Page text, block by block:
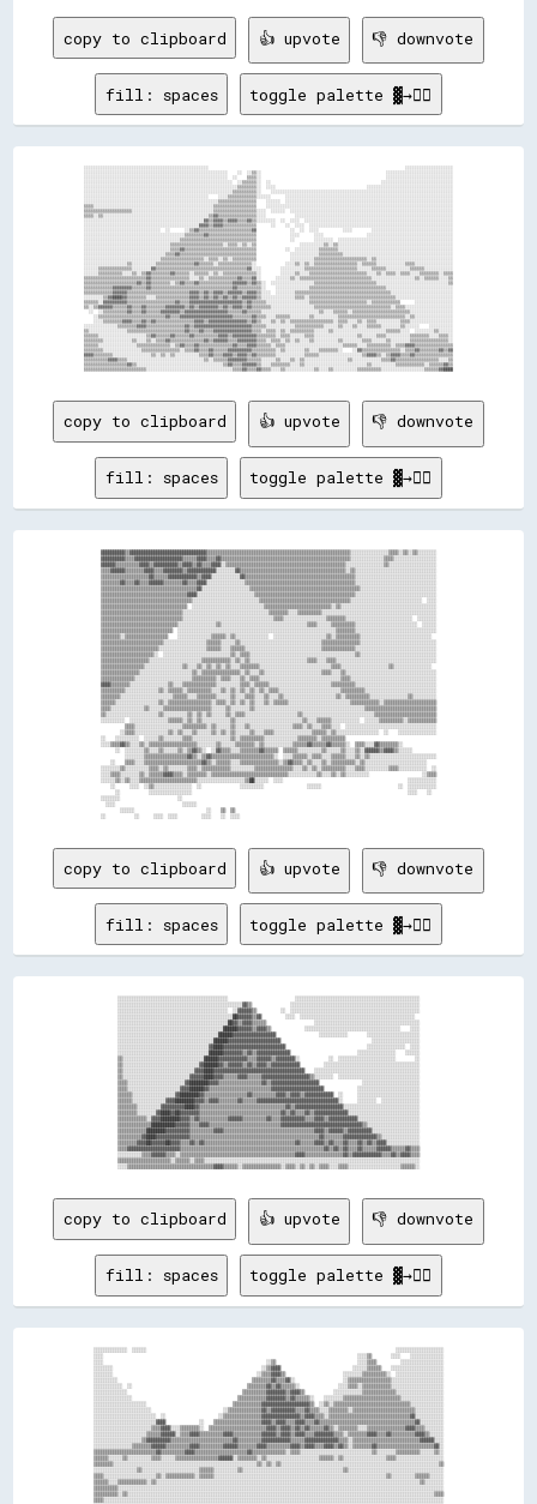
copy to clipboard 👍 upvote 👎 downvote
fill: spaces toggle palette ▓→✊🏽
▒▒▒▒░░▒▒░░░░░░░░░░░░░░░░░░░░░░░░░░░░░░░░░░░░░░░░░░░░▒▒▓▓▒▒▒▒▒▒▒▒▒▒▒▒▒▒▒▒░░░░            ░░░░░░░░░░░░░░░░░░░░░░░░░░░░░░░░░░░░░░░░░░░░░░░░░░░░░░░░░░░░░░░░░░
░░░░░░░░░░░░░░░░░░░░░░░░░░░░░░░░░░░░░░░░░░░░░░░░░░▓▓▒▒▓▓▓▓▒▒▓▓▓▓▒▒▒▒▓▓▒▒░░░░░░░░  ░░  ░░░░  ░░░░░░░░░░░░░░░░░░░░░░░░░░░░░░░░░░░░░░░░░░░░░░░░░░░░░░░░░░░░░░
░░░░░░░░░░░░░░░░░░░░░░░░░░░░░░░░░░░░░░░░░░░░░░░░▓▓▓▓▒▒▓▓▓▓▒▒▒▒▒▒▒▒▒▒▒▒▒▒      ░░    ░░  ░░░░  ░░░░░░░░░░░░░░░░░░░░░░░░░░░░░░░░░░░░░░░░░░░░░░░░░░░░░░░░░░░░
░░░░░░░░░░░░░░░░░░░░░░░░░░░░░░░░  ░░      ░░▒▒▓▓▒▒▒▒▒▒▒▒▒▒▒▒▒▒▒▒▒▒▒▒▒▒▓▓              ░░  ░░  ░░░░          ░░░░        ░░░░░░░░░░░░░░░░░░░░░░░░░░░░░░░░░░
░░░░░░░░░░░░░░░░░░░░░░░░░░░░░░░░░░░░░░░░░░▒▒▒▒▒▒▒▒▓▓▒▒▒▒▒▒▒▒▒▒▒▒▒▒▒▒▒▒▒▒              ░░░░      ░░░░                  ░░░░░░░░░░░░░░░░░░░░░░░░░░░░░░░░░░░░
░░░░░░░░░░░░░░░░░░░░░░░░░░░░░░░░░░░░▒▒▒▒▓▓▒▒▒▒▒▒▒▒▒▒▒▒▒▒▒▒▒▒▒▒▒▒▒▒▒▒▒▒▒▒            ░░  ░░░░░░░░░░▒▒▒▒▒▒▒▒░░░░░░░░░░░░░░░░░░░░░░░░░░░░░░░░░░░░░░░░░░░░░░░░
░░░░░░░░░░░░░░░░░░░░░░░░░░░░░░░░░░▒▒▒▒▓▓▒▒▒▒▒▒▒▒▒▒▒▒▒▒▒▒▒▒▒▒▒▒▒▒▒▒▒▒▒▒▒▒              ░░░░░░░░░░░░▒▒▒▒▒▒▒▒▒▒░░░░░░░░░░░░░░░░░░░░░░░░░░░░░░░░░░░░░░░░░░░░░░
░░░░░░░░░░░░░░░░░░▒▒░░░░░░░░░░▒▒▒▒▒▒▒▒▒▒▒▒▒▒▒▒▓▓▒▒▒▒▒▒░░▒▒▒▒▒▒▒▒▒▒▒▒▒▒░░            ░░░░▒▒░░▒▒░░▒▒▒▒▒▒▒▒▒▒▒▒▒▒▒▒▒▒░░▒▒▒▒▒▒░░░░░░░░░░░░▒▒▒▒░░░░░░░░░░░░░░░░
░░░░░░▒▒▒▒▒▒▒▒▒▒▒▒▒▒░░░░░░░░▓▓▒▒▒▒▒▒▒▒▒▒▒▒▒▒▒▒▒▒▒▒▒▒▒▒▒▒▒▒▒▒▒▒▒▒▒▒▒▒▓▓░░░░        ░░░░░░░░░░▒▒▒▒▒▒▒▒▒▒▒▒▒▒▒▒▒▒▒▒▒▒░░░░░░▒▒▒▒▒▒░░░░░░░░░░▒▒▒▒▒▒░░░░░░░░░░░░
░░░░░░▒▒▒▒▒▒▒▒▒▒░░░░▒▒░░▒▒▓▓▒▒▒▒▒▒▒▒▓▓▒▒▒▒▒▒░░▒▒▒▒▒▒░░▒▒░░▒▒▒▒▒▒▒▒▒▒▒▒▒▒░░        ░░░░░░▒▒░░░░▒▒▒▒▒▒▒▒▒▒▒▒▒▒▒▒▒▒▒▒▒▒▒▒░░░░▒▒░░▒▒▒▒░░▒▒▒▒░░░░▒▒▒▒▒▒▒▒░░▒▒▒▒
▒▒▒▒▒▒▒▒▒▒▒▒▒▒▒▒▒▒▒▒▒▒▒▒▒▒▓▓▒▒▒▒▒▒▒▒▒▒▒▒▒▒▒▒░░░░▒▒░░▒▒▒▒▒▒▒▒▒▒▒▒▓▓▒▒▒▒▓▓░░      ░░░░░░▒▒░░▒▒▒▒▒▒▒▒▒▒▒▒▒▒▒▒▒▒▒▒▒▒▒▒▒▒▒▒▒▒░░░░░░░░░░░░░░░░░░▒▒░░▒▒▒▒▒▒░░░░▒▒
▒▒▒▒▒▒▒▒▒▒▒▒▒▒▒▒▒▒▒▒▒▒▓▓▒▒▓▓▒▒▒▒▒▒▒▒░░▒▒▓▓▒▒▒▒▓▓▒▒▒▒▒▒▒▒▒▒▒▒▒▒▓▓▓▓▓▓▒▒▓▓▒▒░░  ░░░░░░░░░░░░░░░░░░▒▒▒▒▒▒▒▒▒▒▒▒▒▒▒▒▒▒▒▒▒▒▒▒▒▒░░░░░░░░░░░░░░░░░░░░░░░░░░░░░░▒▒
▒▒▒▒▒▒▒▒▒▒▒▒▓▓▓▓▓▓▓▓▒▒▒▒▒▒▓▓▒▒▒▒▒▒▒▒▒▒▒▒▒▒▒▒▒▒▒▒▒▒▒▒▒▒▒▒▒▒▒▒▒▒▓▓▒▒▒▒▒▒▒▒▒▒░░    ░░░░░░░░░░░░░░▒▒▒▒▒▒▒▒▒▒▒▒▒▒▒▒▒▒▒▒▒▒▒▒▒▒▒▒▒▒▒▒░░░░░░░░░░░░░░░░░░░░░░░░░░░░
▒▒▒▒▒▒▒▒▒▒▒▒▓▓▓▓▓▓▒▒▒▒▒▒▒▒▒▒▒▒▒▒▒▒▒▒▒▒▒▒▒▒▒▒▓▓▓▓▒▒▓▓▒▒▓▓▓▓▒▒▓▓▓▓▓▓▒▒▓▓▓▓▒▒░░░░  ░░░░░░░░▒▒▒▒▒▒▒▒▒▒▒▒▒▒▒▒▒▒▒▒▒▒▒▒▒▒▒▒▒▒▒▒▒▒▒▒▒▒▒▒░░░░░░░░░░░░░░░░░░░░░░░░░░
░░░░░░░░▒▒▓▓████▓▓▒▒▒▒▒▒▒▒░░░░▒▒▒▒▒▒▒▒▒▒▒▒▒▒▓▓▓▓▒▒▓▓▒▒▓▓▒▒▓▓▒▒▓▓▒▒▓▓▓▓▓▓▒▒░░░░░░░░░░░░░░▒▒▒▒░░▒▒▒▒▒▒▒▒▒▒▒▒▒▒▒▒▒▒▒▒▒▒▒▒▒▒▒▒▒▒▒▒▒▒▒▒░░░░░░░░░░░░░░░░░░░░░░░░
▒▒▒▒▒▒░░▓▓▓▓▓▓▓▓▓▓▒▒▒▒▒▒▒▒▒▒▒▒▒▒▒▒▒▒▒▒▓▓▒▒▒▒▓▓▓▓▓▓▓▓▓▓▓▓▓▓▓▓▓▓▓▓▓▓▒▒▓▓▒▒▒▒▒▒░░░░░░░░░░░░░░░░░░▒▒▒▒▒▒▒▒▒▒▒▒▒▒▒▒▒▒▒▒▒▒▒▒░░▒▒▒▒▒▒▒▒▒▒▒▒      ░░░░░░░░░░░░░░░░
▒▒░░▒▒▓▓▓▓▓▓▒▒▒▒▒▒▓▓▒▒▒▒▓▓▒▒▒▒▒▒▒▒▓▓▓▓▓▓▓▓▒▒▓▓▒▒▓▓▓▓▓▓▓▓▒▒▓▓▒▒▓▓▓▓▒▒▓▓▒▒▒▒▒▒▒▒░░░░░░░░░░░░░░░░░░▒▒▒▒▒▒▒▒▒▒▒▒▒▒▒▒▒▒▒▒▒▒▒▒▒▒▒▒▒▒▒▒░░▒▒▒▒░░░░░░░░░░░░░░░░░░░░
  ░░  ░░▒▒▒▒▒▒▒▒▒▒▓▓▒▒▒▒▓▓▒▒▒▒▒▒▓▓▓▓▓▓▓▓▒▒▓▓▓▓▓▓▓▓▓▓▓▓▓▓▓▓▓▓▒▒▒▒▒▒▓▓▒▒▒▒▒▒░░░░░░░░░░░░░░░░░░░░░░░░▒▒░░░░▒▒▒▒▒▒░░▒▒▒▒▒▒▒▒▒▒▒▒▒▒▒▒▒▒▒▒▒▒▒▒░░░░░░░░░░░░░░░░░░
    ░░▒▒▒▒▒▒▒▒▒▒▒▒▒▒▒▒▒▒▒▒▒▒▒▒▒▒▒▒▓▓▒▒▒▒▓▓▓▓▓▓▓▓▓▓▓▓▓▓▓▓▓▓▓▓▓▓▒▒▒▒▒▒▒▒▓▓▒▒▒▒░░░░▒▒▒▒▒▒░░░░░░░░▒▒░░░░░░░░░░▒▒▒▒▒▒▒▒▒▒▒▒▒▒▒▒▒▒▒▒▒▒▒▒▒▒▒▒░░▒▒░░░░░░░░░░░░░░░░
    ░░░░▒▒▒▒▒▒▒▒▓▓▓▓▒▒▒▒▓▓▒▒▓▓▒▒▒▒▒▒▒▒▒▒▒▒▒▒▒▒▓▓▓▓▒▒▓▓▓▓▓▓▓▓▓▓▓▓▓▓▓▓▒▒▓▓▒▒░░░░▒▒░░▒▒░░▒▒▒▒▒▒▒▒▒▒▒▒▒▒▒▒▒▒░░▒▒▒▒░░░░▒▒░░▒▒▒▒░░░░░░░░░░▒▒▒▒░░░░░░░░░░░░░░░░░░
░░░░░░░░░░░░░░▒▒▒▒▒▒▒▒▓▓▓▓▒▒▒▒▒▒▒▒▒▒▒▒▒▒▒▒▓▓▒▒▓▓▓▓▓▓▓▓▓▓▓▓▓▓▓▓▓▓▓▓▓▓▓▓▒▒▒▒▒▒░░░░░░░░░░░░▒▒▒▒▒▒▒▒▒▒▒▒░░░░░░▒▒░░░░▒▒░░░░▒▒▒▒▒▒░░░░░░░░▒▒░░░░░░    ░░░░░░░░░░
▒▒░░░░░░░░░░░░░░░░▒▒▒▒▒▒▒▒▒▒▒▒▒▒▒▒▒▒▒▒▒▒▒▒▓▓▒▒▒▒▓▓▒▒▒▒▓▓▓▓▓▓▓▓▓▓▓▓▓▓▓▓▒▒▒▒░░▒▒▒▒░░▒▒░░▒▒▒▒▒▒▒▒▒▒░░░░░░▒▒░░░░░░░░░░░░░░░░░░░░░░▒▒▒▒▒▒░░░░  ░░░░░░░░▒▒░░░░░░
▒▒▒▒▒▒░░░░░░░░░░░░░░░░░░░░▒▒▓▓▒▒▒▒▒▒▓▓▒▒▒▒▒▒▓▓▒▒▒▒▒▒▒▒▒▒▓▓▓▓▒▒▓▓▓▓▓▓▓▓▓▓▒▒▒▒▒▒▒▒░░▒▒▒▒░░░░░░▒▒▒▒░░░░░░░░░░░░░░░░░░▒▒░░░░░░▒▒▒▒░░░░░░░░░░▒▒▒▒▒▒▒▒░░░░▒▒▒▒░░
▒▒▒▒▒▒▒▒░░░░░░░░░░░░▒▒░░░░▒▒░░▒▒▒▒▓▓▒▒▒▒▒▒▒▒▒▒▒▒▒▒▓▓▒▒▓▓▓▓▓▓▒▒▒▒▓▓▓▓▓▓▓▓▒▒▒▒░░▒▒▒▒░░▒▒░░▒▒░░░░▒▒░░░░░░░░░░▒▒░░░░░░░░▒▒▒▒░░░░░░▒▒░░░░░░░░▒▒▒▒▒▒▒▒▒▒▒▒▒▒▒▒░░
▒▒▒▒▒▒░░░░░░░░░░░░░░░░▒▒▒▒▒▒▒▒▒▒▒▒▒▒░░▒▒▓▓▒▒▒▒▓▓▒▒▒▒▒▒▒▒▒▒▒▒▒▒▓▓▒▒▒▒▓▓▓▓▒▒▒▒▒▒░░▒▒▒▒░░░░░░░░░░░░░░░░░░░░░░░░▒▒▒▒▒▒░░░░▒▒▒▒▒▒▒▒▒▒░░▒▒▒▒▓▓▓▓▒▒▒▒▒▒▒▒▒▒▒▒▒▒▒▒
▒▒▒▒▒▒▒▒░░░░░░░░░░░░░░░░▒▒▒▒▒▒▒▒▒▒▒▒▒▒▒▒░░▒▒▒▒▓▓▒▒▒▒▓▓▒▒▒▒▒▒▓▓▓▓▓▓▓▓▓▓▒▒▒▒▒▒▒▒▒▒░░▒▒░░░░░░░░▒▒░░░░▒▒▒▒▒▒▒▒░░    ░░▓▓▒▒▒▒▒▒▒▒▒▒▒▒▒▒▒▒░░▒▒▒▒▓▓▒▒▒▒▒▒▒▒▓▓▒▒▓▓
▓▓▓▓▒▒▒▒▒▒▒▒░░░░░░░░░░░░░░░░▒▒░░▒▒░░▒▒░░░░░░░░░░▒▒▒▒▓▓▒▒▒▒▓▓▓▓▒▒▓▓▓▓▒▒▓▓▒▒▒▒▒▒▒▒░░░░░░░░░░░░▒▒▒▒▒▒░░░░░░░░░░░░░░░░░░▒▒▓▓▓▓▒▒░░▒▒▓▓▓▓▒▒▒▒▓▓▒▒▒▒▒▒▒▒▒▒▒▒▒▒▒▒
▒▒▒▒▒▒▒▒▒▒▓▓▓▓▒▒▒▒░░░░░░░░░░░░░░░░░░░░░░░░░░░░░░░░▒▒░░▒▒▒▒▒▒▓▓▓▓▓▓▓▓▒▒▒▒▒▒░░░░░░▒▒░░░░▒▒░░▒▒░░░░░░░░░░░░░░░░░░▒▒░░░░░░░░░░░░▒▒▒▒▓▓▒▒▒▒▒▒▒▒▒▒▒▒▒▒▒▒▒▒░░░░▒▒
▒▒▒▒▒▒▒▒▒▒▒▒▒▒▒▒▒▒▓▓▒▒░░░░░░░░░░░░░░░░░░░░░░░░░░░░░░░░░░░░▒▒▓▓▒▒▒▒▓▓▓▓▓▓▒▒░░░░▒▒▒▒▒▒▒▒░░░░▒▒░░░░░░░░░░░░░░░░░░░░░░░░░░▒▒░░░░░░░░░░▒▒▒▒▒▒▒▒▒▒▒▒░░▒▒▒▒▒▒▓▓▒▒
copy to clipboard 👍 upvote 👎 downvote
fill: spaces toggle palette ▓→✊🏽
▓▓▓▓▓▓▓▓▓▓▒▒▓▓▓▓▓▓▓▓▓▓▓▓▓▓▓▓▓▓▓▓▓▓▓▓▓▓▓▓▓▓▓▓▒▒▒▒▒▒▒▒▒▒▒▒▒▒▒▒▒▒▒▒▒▒▒▒▒▒▒▒▒▒▒▒▒▒▒▒▒▒▒▒▒▒▒▒▒▒▒▒▒▒▒▒▒▒▒▒▒▒▒▒░░░░░░░░░░░░░░░░▒▒▒▒░░▒▒░░▒▒░░░░░░░░
▓▓▓▓▓▓▓▓▓▓▒▒▒▒▓▓▓▓▓▓▓▓▓▓▓▓▓▓▓▓▓▓▓▓▒▒▒▒▒▒▓▓▓▓▒▒▒▒▓▓▒▒▒▒▒▒▒▒▒▒▒▒▒▒▒▒▒▒▒▒▒▒▒▒▒▒▒▒▒▒▒▒▒▒▒▒▒▒▒▒▒▒▒▒▒▒▒▒▒▒▒▒▒▒░░░░░░░░░░░░░░▒▒▒▒░░░░░░░░░░░░░░░░░░
▓▓▓▓▓▓▒▒▒▒▒▒▒▒▒▒▓▓▓▓▒▒▓▓▓▓▓▓▓▓▓▓▒▒▓▓▓▓▒▒▓▓▒▒▒▒▓▓▓▓░░▒▒▒▒▒▒▒▒▒▒▒▒▒▒▒▒▒▒▒▒▒▒▒▒▒▒▒▒▒▒▒▒▒▒▒▒▒▒▒▒▒▒▒▒▒▒▒▒▒▒░░░░░░░░░░░░░░░░▒▒░░░░░░░░░░░░░░░░░░░░
▒▒▒▒▓▓▓▓▓▓▒▒▒▒▒▒▒▒▓▓▓▓▒▒▒▒▓▓▓▓▓▓▓▓▒▒▓▓▓▓▓▓▓▓▓▓▓▓░░░░░░░░▓▓▒▒▒▒▒▒▒▒▒▒▒▒▒▒▒▒▒▒▒▒▒▒▒▒▒▒▒▒▒▒▒▒▒▒▒▒▒▒▒▒▒▒▒▒░░▒▒░░░░░░░░░░░░░░░░░░░░░░░░░░░░░░░░░░
▒▒▒▒▒▒▒▒▒▒▒▒▒▒▒▒▒▒▒▒▓▓▒▒▒▒▒▒▓▓▓▓▓▓▓▓▓▓▓▓▒▒▓▓▓▓░░░░░░░░░░░░▓▓▒▒▒▒▒▒▒▒▒▒▒▒▒▒▒▒▒▒▒▒▒▒▒▒▒▒▒▒▒▒▒▒▒▒▒▒▒▒▒▒▒▒▒▒▒▒░░░░░░░░░░░░░░░░░░░░░░░░░░░░░░░░░░
▒▒▒▒▒▒▒▒▓▓▒▒▒▒▓▓▒▒▒▒▓▓▓▓▓▓▒▒▒▒▒▒▒▒▓▓▒▒▒▒▓▓▓▓░░░░░░░░░░░░░░░░▒▒▒▒▒▒▒▒▒▒▒▒▒▒▒▒▒▒▒▒▒▒▒▒▒▒▒▒▒▒▒▒▒▒▒▒▒▒▒▒▒▒▒▒▒▒░░░░░░░░░░░░░░░░░░░░░░░░░░░░░░░░░░
▒▒▒▒▒▒▒▒▒▒▒▒▒▒▒▒▒▒▒▒▒▒▒▒▒▒▒▒▒▒▒▒▒▒▒▒▒▒▒▒▓▓░░░░░░░░░░░░░░░░░░░░▒▒▒▒▒▒▒▒▒▒▒▒▒▒▒▒▒▒▒▒▒▒▒▒▒▒▒▒▒▒▒▒▒▒▒▒▒▒▒▒▒▒▒▒▒▒░░░░░░░░░░░░░░░░░░░░░░░░░░░░░░░░
▒▒▒▒▒▒▒▒▒▒▒▒▒▒▒▒▒▒▒▒▒▒▒▒▒▒▒▒▒▒▒▒▒▒▒▒▓▓▓▓░░░░░░░░░░░░░░░░░░░░░░░░▒▒▒▒▒▒▒▒▒▒▒▒▒▒▒▒▒▒▒▒▒▒▒▒▒▒▒▒▒▒▒▒▒▒▒▒▒▒▒▒▒▒░░░░░░░░░░░░░░░░░░░░░░░░░░░░░░░░░░
▒▒▒▒▒▒▒▒▒▒▒▒▒▒▒▒▒▒▒▒▒▒▒▒▒▒▒▒▒▒▒▒▒▒▒▒▒▒░░░░░░░░░░░░░░░░░░░░░░░░░░░░▒▒▒▒▒▒▒▒▒▒▒▒▒▒▒▒▒▒▒▒▒▒▒▒▒▒▒▒▒▒▒▒▒▒▒▒▒▒░░░░░░░░░░░░░░░░░░░░░░░░░░░░░░  ░░░░
▒▒▒▒▒▒▒▒▒▒▒▒▒▒▒▒▒▒▒▒▒▒▒▒▒▒▒▒▒▒▒▒▒▒▒▒  ░░░░░░░░░░░░░░░░░░░░░░░░░░░░░░▒▒▒▒▒▒▒▒▒▒▒▒▒▒▒▒▒▒▒▒▒▒▒▒▒▒▒▒░░▒▒░░░░░░░░░░░░░░░░░░░░░░░░░░░░░░░░░░░░░░░░
▒▒▒▒▒▒▒▒▒▒▒▒▒▒▒▒▒▒▒▒▒▒▒▒▒▒▒▒▒▒▒▒▒▒░░░░░░░░░░░░░░░░░░░░░░░░░░░░░░░░░░░░▒▒▒▒▒▒▒▒░░░░▒▒▒▒▒▒▒▒▒▒░░░░░░░░░░░░░░░░░░░░░░░░░░░░░░░░░░░░░░░░░░░░░░░░
▒▒▒▒▒▒▒▒▒▒▒▒▒▒▒▒▒▒▒▒▒▒▒▒▒▒▒▒▒▒▒▒▒▒░░░░░░░░░░░░░░░░░░░░░░░░░░░░░░░░░░░░░░▒▒▒▒░░░░░░░░░░░░░░░░░░▒▒▒▒▒▒▒▒░░░░░░░░░░░░░░░░░░░░░░░░░░░░  ░░░░░░░░
▒▒▒▒▒▒▒▒▒▒▒▒▒▒▒▒▒▒▒▒▒▒▒▒▒▒▒▒▒▒▒▒░░░░░░░░░░░░░░░░▒▒░░░░░░░░░░░░░░░░░░░░░░░░░░░░░░░░░░░░▒▒▒▒░░░░░░▒▒▒▒▒▒▒▒▒▒░░░░░░░░░░░░░░░░░░░░░░░░░░  ░░░░░░
▒▒▒▒▒▒▒▒▒▒▒▒▒▒▒▒▒▒▒▒▒▒▒▒▒▒▒▒▒▒  ░░░░░░░░░░░░░░░░░░░░░░░░░░░░░░░░░░░░░░░░░░░░░░░░░░░░░░░░░░░░░░░░░░▒▒▒▒▒▒▒▒░░░░░░░░░░░░░░░░░░░░░░░░░░░░░░░░░░
▒▒▒▒▒▒▒▒░░▒▒▒▒▒▒▒▒▒▒▒▒▒▒▒▒▒▒    ░░░░░░░░░░░░░░▒▒▒▒▒▒░░▒▒░░░░░░░░░░░░░░  ░░░░░░░░░░░░░░░░░░░░░░▒▒░░▒▒▒▒▒▒▒▒▒▒░░░░░░░░░░░░░░░░░░░░░░░░░░░░░░
▒▒▒▒▒▒▒▒▒▒▒▒▒▒▒▒▒▒▒▒▒▒▒▒▒▒░░░░░░░░░░░░░░░░░░▒▒▒▒▒▒░░░░░░▒▒░░░░░░░░░░░░░░░░░░░░░░░░░░░░░░░░░░▒▒▒▒▒▒▒▒▒▒▒▒▒▒▒▒░░░░░░░░░░░░░░░░░░░░░░░░░░░░░░░░
▒▒▒▒▒▒▒▒▒▒▒▒▒▒▒▒▒▒▒▒▒▒▒▒░░░░░░░░░░░░░░░░░░░░▒▒▒▒▒▒░░░░▒▒▒▒▒▒░░░░░░░░░░░░░░░░░░░░░░░░░░░░░░░░▒▒▒▒▒▒▒▒▒▒▒▒▒▒░░░░░░░░░░░░░░░░░░░░░░░░░░░░░░░░░░
▒▒▒▒▒▒▒▒▒▒▒▒▒▒▒▒▒▒▒▒▒▒░░  ░░░░░░░░░░░░░░░░░░░░░░░░░░░░▒▒░░▒▒▒▒░░░░░░░░░░░░░░░░░░░░░░░░░░░░░░░░░░░░░░░░░░░░▒▒░░░░░░░░░░░░░░░░░░░░░░░░░░░░░░░░
▒▒▒▒▒▒▒▒▒▒▒▒▒▒▒▒▒▒▒▒░░░░░░░░░░░░░░░░░░░░░░▒▒▒▒▒▒▒▒▒▒▒▒░░▒▒░░▒▒░░░░░░░░░░░░░░░░░░░░░░░░▒▒▒▒░░░░▒▒▒▒░░░░░░░░░░░░░░░░░░░░░░░░░░░░░░░░░░░░░░░░░░
▒▒▒▒▒▒▒▒▒▒▒▒▒▒▒▒▒▒░░░░░░░░░░░░░░░░▒▒░░░░▒▒░░▒▒░░▒▒░░▒▒░░░░▒▒▒▒▒▒▒▒░░░░░░░░░░░░░░░░░░░░░░░░░░░░░░▒▒▒▒░░░░░░░░░░░░░░░░░░░░▒▒░░░░░░░░░░░░░░░░
▒▒▒▒▒▒▒▒▒▒▒▒▒▒▒▒░░░░░░░░░░░░░░░░░░░░░░▒▒░░▒▒▒▒▒▒▒▒▒▒▒▒▒▒▒▒░░▒▒░░░░▒▒░░░░░░░░░░░░░░░░░░░░░░░░▒▒▒▒░░░░▒▒░░░░░░░░░░░░░░░░░░░░░░░░░░░░░░░░░░░░░░
▒▒▒▒▒▒▒▒▒▒▒▒▒▒░░░░░░░░░░░░░░░░░░░░░░░░▒▒▒▒▒▒▒▒▒▒░░▒▒▒▒░░░░▒▒░░▒▒▒▒░░░░░░░░░░░░░░░░░░░░░░░░░░░░░░░░░░▒▒▒▒░░░░░░░░░░░░░░░░░░░░░░░░░░░░░░░░░░░░
▓▓▓▓▒▒▒▒▒▒▒▒░░░░░░░░░░░░░░░░▒▒░░░░▒▒▒▒▒▒▒▒▒▒▒▒▒▒░░░░░░░░░░▒▒▒▒░░▒▒▒▒▒▒░░░░░░░░░░░░░░░░░░░░░░░░░░▒▒▒▒▒▒▒▒▒▒░░░░░░░░░░░░░░░░░░░░░░░░░░░░░░░░░░
▒▒▒▒▒▒▒▒▒▒░░░░░░░░░░░░░░▒▒░░▒▒▒▒▒▒░░▒▒▒▒▒▒▒▒▒▒░░░░▒▒░░▒▒░░▒▒░░▒▒░░▒▒░░▒▒▒▒░░░░░░░░░░░░░░░░░░░░░░░░░░▒▒▒▒▒▒▒▒▒▒░░░░░░░░░░░░░░░░░░░░░░░░░░░░░░
▒▒▒▒▒▒▒▒░░░░░░░░░░░░░░░░░░░░░░▒▒▒▒▒▒░░░░▒▒▒▒▒▒▒▒░░░░░░▒▒░░░░▒▒▒▒░░░░▒▒░░░░▒▒░░░░░░░░░░░░░░░░░░░░░░▒▒░░▒▒▒▒▒▒▒▒▒▒░░░░░░░░░░░░░░░░▒▒░░░░░░░░░░
▒▒▒▒▒▒░░░░░░░░░░░░░░░░░░▒▒░░▒▒▒▒▒▒▒▒▒▒▒▒▒▒▒▒▒▒░░▒▒▒▒░░▒▒░░▒▒░░▒▒░░░░▒▒░░▒▒▒▒▒▒░░░░░░░░░░░░░░░░░░░░░░░░░░▒▒▒▒▒▒▒▒▒▒▒▒░░▒▒▒▒▒▒▒▒▒▒▒▒▒▒▒▒▒▒▒▒▒▒
▒▒▒▒░░░░░░░░░░░░░░▒▒░░░░░░▒▒▒▒▒▒▒▒▒▒▒▒▒▒▒▒▒▒▒▒░░░░░░▒▒░░░░░░░░▒▒░░░░░░░░░░░░░░░░░░░░░░░░░░░░░░░░░░░░░░░░░░░░░░▒▒▒▒▒▒▒▒▒▒▒▒▒▒▒▒▒▒▒▒▒▒▒▒▒▒▒▒▒▒
▒▒░░░░░░░░░░░░░░░░░░░░░░▒▒░░░░░░░░░░▒▒░░▒▒░░▒▒░░░░░░▒▒░░▒▒▒▒░░░░░░░░░░░░░░░░░░░░░░▒▒░░░░░░░░░░░░░░░░░░░░░░░░░░░░░░▒▒▒▒▒▒▒▒▒▒▒▒▒▒▒▒▒▒▒▒▒▒▒▒▒▒
░░░░░░░░░░  ░░░░░░░░░░░░░░░░▒▒▒▒▒▒░░▒▒░░▒▒░░░░░░░░░░░░▒▒░░░░░░░░░░░░░░░░░░░░░░░░░░░░▒▒░░░░▒▒▒▒▒▒░░░░░░░░░░░░  ░░░░░░▒▒▒▒▒▒▒▒▒▒░░▒▒▒▒▒▒▒▒▒▒▒▒
          ▒▒▒▒░░░░░░░░░░░░░░░░░░░░▒▒▒▒▒▒▒▒▒▒░░▒▒░░░░░░▒▒░░░░▒▒░░░░░░░░░░░░░░░░░░▒▒▒▒░░▒▒░░░░▒▒▒▒░░░░  ░░░░░░░░░░░░░░░░░░░░░░░░░░░░░░░░░░░░░░
        ░░▒▒▒▒░░░░░░░░░░░░░░▒▒░░▒▒░░░░▒▒░░░░░░▒▒░░▒▒░░▒▒░░░░░░▒▒░░░░▒▒▒▒░░░░░░░░░░░░░░░░▒▒▒▒▒▒░░▒▒░░░░░░░░░░░░░░░░░░  ░░    ░░░░░░░░░░░░░░░░
░░    ░░░░░░░░░░  ░░░░░░▒▒░░░░░░░░▒▒▒▒░░░░░░░░░░░░░░░░▒▒░░▒▒▒▒▒▒▒▒▒▒░░░░░░░░░░░░░░▒▒▒▒▒▒▒▒░░▒▒▒▒▒▒▒▒▒▒
░░░░▒▒▒▒▓▓▒▒░░░░▒▒░░▒▒▒▒▒▒▒▒▒▒▒▒▒▒▒▒▒▒▒▒░░░░░░░░▒▒░░░░░░▒▒▒▒▒▒▒▒░░▒▒░░░░░░░░░░░░▒▒▒▒▒▒▓▓▒▒▒▒▒▒▓▓▒▒▒▒▒▒░░  ▒▒▒▒░░░░▓▓▒▒▒▒▒▒▒▒░░
      ░░  ░░░░░░░░▒▒░░░░▒▒░░░░░░▒▒░░▒▒▓▓▒▒░░  ░░▓▓▒▒▒▒░░░░▒▒▒▒▒▒▒▒▓▓▒▒▒▒▒▒  ▒▒▒▒▒▒░░░░░░░░░░▒▒░░░░░░▒▒░░░░▒▒░░▓▓▓▓▓▓▒▒▓▓▓▓▒▒░░░░░░
          ░░░░░░░░▒▒▒▒▒▒▒▒▒▒▒▒▒▒▒▒▒▒▓▓▒▒░░▒▒▓▓▒▒▒▒▒▒▒▒▒▒▒▒▒▒▒▒▒▒▒▒▒▒▒▒▒▒░░  ░░░░▒▒▒▒▒▒░░▒▒▒▒░░░░▒▒▒▒▒▒░░░░▒▒░░▒▒░░░░░░░░░░░░░░░░░░░░░░░░░░░░
    ░░    ▒▒▒▒░░░░▒▒▒▒▒▒▒▒▒▒▒▒▒▒▒▒▒▒▒▒▒▒▒▒▓▓▒▒░░▒▒▒▒▒▒░░░░▒▒▒▒▒▒▒▒▒▒▒▒▒▒▒▒░░▒▒▓▓▒▒▒▒░░▒▒░░░░▒▒░░▒▒▒▒▒▒▒▒▒▒░░▒▒░░░░░░░░░░░░░░░░░░░░░░░░░░
░░░░░░░░▒▒░░░░░░░░░░▒▒▒▒░░▒▒░░░░░░░░▒▒▒▒░░▒▒▒▒▒▒▒▒▒▒▒▒░░░░░░░░░░▒▒▒▒▒▒▒▒▒▒▒▒▒▒▒▒░░░░▒▒░░▒▒░░▒▒▒▒▒▒▒▒▒▒░░░░▒▒▒▒░░░░░░░░░░▒▒▒▒░░░░░░░░░░░░  ░░
░░░░▒▒▒▒░░░░░░░░▒▒░░▒▒▒▒▒▒▓▓▓▓▒▒▒▒░░▒▒▒▒▒▒▒▒░░▒▒▒▒▒▒▒▒▒▒▒▒▒▒▒▒▒▒▒▒▒▒▒▒▒▒▒▒▒▒▒▒░░░░░░░░░░░░▒▒░░░░▒▒░░▒▒░░░░░░░░░░                      ░░▒▒▒▒
░░░░░░▒▒░░▒▒░░░░▒▒▒▒▒▒▒▒▒▒▒▒▒▒▒▒▒▒▒▒▒▒▒▒░░░░░░░░░░░░░░░░░░░░▒▒██░░░░░░  ░░░░                                                    ░░░░░░░░░░░░
    ░░      ░░░░  ░░▒▒░░░░░░░░░░░░░░░░  ░░                ░░░░░░░░░░                  ░░░░░░                                ░░  ░░░░░░░░░░░░
        ░░░░░░                              ░░    ▒▒  ▒▒
copy to clipboard 👍 upvote 👎 downvote
fill: spaces toggle palette ▓→✊🏽
░░░░░░░░░░░░░░░░░░░░░░░░░░░░░░░░░░░░░░░░░░░░░░░░░░░░▓▓▒▒                ░░░░░░░░░░░░░░░░░░░░░░░░░░░░░░░░░░░░░░░░░░░░░░░░░░░░░░
░░░░░░░░░░░░░░░░░░░░░░░░░░░░░░░░░░░░░░░░░░░░░░  ░░▓▓▓▓▓▓▒▒          ░░  ░░░░░░░░░░░░░░░░░░░░░░░░░░░░░░░░░░░░░░░░░░░░░░░░░░░░░░
░░░░░░░░░░░░░░░░░░░░░░░░░░░░░░░░░░░░░░░░░░░░░░░░██▓▓▓▓▓▓▒▒▓▓          ░░░░  ░░░░░░░░░░░░░░░░░░░░░░░░░░░░░░░░░░░░░░░░░░░░░░░░
░░░░░░░░░░░░░░░░░░░░░░░░░░░░░░░░░░░░░░░░░░░░░░██▓▓▒▒▓▓▓▓▒▒▒▒▒▒                    ░░░░░░░░░░░░░░░░░░░░░░░░░░░░░░░░░░░░░░░░░░░░
░░░░░░░░░░░░░░░░░░░░░░░░░░░░░░░░░░░░░░░░░░░░██████▓▓▓▓▓▓▒▒▓▓▓▓▒▒              ░░░░░░░░░░░░░░░░░░░░░░░░░░░░░░░░░░░░░░░░    ░░░░
░░░░░░░░░░░░░░░░░░░░░░░░░░░░░░░░░░░░░░░░░░██████▓▓▓▓▓▓▓▓▓▓▓▓▓▓▓▓▓▓                  ░░░░░░░░░░░░        ░░░░░░░░░░░░░░░░░░░░░░
░░░░░░░░░░░░░░░░░░░░░░░░░░░░░░░░░░░░░░░░██████▓▓▓▓▓▓▓▓▓▓▓▓▓▓▓▓▓▓▓▓▓▓                                      ░░░░░░░░░░░░░░░░░░░░
░░░░░░░░░░░░░░░░░░░░░░░░░░░░░░░░░░░░░░▓▓████▓▓▓▓▓▓▓▓▓▓▓▓▓▓▓▓▓▓▓▓▓▓▓▓▓▓                                  ░░░░░░░░░░░░░░░░  ░░░░
░░░░░░░░░░░░░░░░░░░░░░░░░░░░░░░░░░░░░░██████▓▓▓▓▓▓▓▓▒▒▓▓▒▒▓▓▓▓▓▓▓▓▓▓▓▓▓▓                            ░░░░░░░░░░░░░░░░    ░░░░░░
▒▒░░░░░░░░░░░░░░░░░░░░░░░░░░░░░░░░░░██████▓▓▓▓▓▓▓▓▓▓▓▓▒▒▒▒▓▓▓▓▓▓▒▒▓▓▓▓▓▓▓▓░░            ░░  ░░░░░░░░░░░░░░░░░░░░░░░░        ░░
▒▒░░░░░░░░░░░░░░░░░░░░░░░░░░░░░░░░▓▓██████▓▓▒▒▓▓▓▓▓▓▒▒▓▓▒▒▓▓▓▓▒▒▓▓▓▓▓▓▓▓▓▓▓▓          ░░░░░░░░░░░░░░░░░░░░░░░░░░░░░░░░░░░░░░░░
▒▒░░░░░░░░░░░░░░░░░░░░░░░░░░░░░░▓▓▓▓████▓▓▓▓▓▓▓▓▓▓▓▓▓▓▓▓▓▓▓▓▓▓▓▓▓▓▓▓▓▓▓▓▓▓▓▓▓▓    ░░░░░░░░░░░░░░░░░░░░░░░░░░░░░░░░░░░░░░░░░░░░
▒▒░░░░░░░░░░░░░░░░░░░░░░░░░░░░▓▓▓▓▓▓████▓▓▓▓▒▒▒▒▒▒▓▓▓▓▒▒▒▒▒▒▓▓▓▓▓▓▓▓▓▓▓▓▓▓▓▓▓▓▓▓▒▒░░░░░░░░  ░░░░░░░░░░░░░░░░░░░░░░░░░░░░░░░░░░
▒▒▒▒░░░░░░░░░░░░░░░░░░░░░░░░▓▓████████▓▓▓▓▒▒▒▒▒▒▒▒▒▒▒▒▒▒▒▒▒▒▓▓▒▒▓▓▓▓▓▓▓▓▓▓▓▓▓▓▓▓▓▓▓▓                  ░░░░░░░░░░░░░░░░░░░░░░░░
▒▒▒▒░░░░░░░░░░░░░░░░░░░░░░▓▓▓▓██████▓▓▒▒▒▒▒▒▒▒▒▒▒▒▒▒▒▒▒▒▒▒▒▒▒▒▒▒▓▓▓▓▓▓▓▓▓▓▓▓▓▓▓▓▓▓▓▓▓▓              ░░░░░░░░░░░░░░░░░░░░░░░░░░
▒▒▒▒▒▒░░░░░░░░░░░░░░░░░░▓▓████████▓▓▒▒▒▒▒▒▒▒▒▒▒▒▒▒▒▒▒▒▓▓▒▒▒▒▒▒▒▒▒▒▓▓▓▓▒▒▓▓▓▓▒▒▓▓▓▓▓▓▓▓▓▓▓▓  ░░      ░░░░░░░░░░░░░░░░░░░░░░░░░░
▒▒▒▒▒▒░░░░░░░░░░░░░░▓▓▓▓████████▓▓▓▓▒▒▓▓▓▓▒▒▒▒▒▒▒▒▓▓▒▒▒▒▒▒▓▓▓▓▓▓▓▓▓▓▓▓▓▓▓▓▓▓▓▓▓▓▓▓▓▓▓▓▓▓▓▓▓▓░░      ░░░░░░░░  ░░░░░░░░░░░░░░░░
▒▒▒▒▒▒▒▒░░░░░░░░░░▓▓▓▓▓▓▓▓▓▓████▓▓▒▒▒▒▒▒▒▒▒▒▒▒▒▒▒▒▒▒▒▒▒▒▒▒▒▒▒▒▒▒▒▒▒▒▒▒▓▓▒▒▓▓▓▓▓▓▓▓▓▓▓▓▓▓▓▓▓▓▓▓░░░░░░░░░░░░░░░░░░░░░░░░░░░░░░░░
▒▒▒▒▒▒▒▒░░░░░░░░▓▓████▓▓██▓▓▓▓▓▓▓▓▒▒▒▒▒▒▒▒▒▒▒▒▒▒▒▒▒▒▒▒▒▒▒▒▒▒▒▒▒▒▒▒▒▒▓▓▒▒▓▓▒▒▒▒▓▓▒▒▓▓▓▓▓▓▓▓▓▓▓▓▓▓░░░░░░░░░░░░░░░░░░░░░░░░░░░░░░
▒▒▒▒▒▒▒▒▒▒▒▒░░▓▓▓▓████████▓▓▓▓▒▒▓▓▒▒▒▒▒▒▒▒▒▒▒▒▓▓▓▓▓▓▒▒▒▒▒▒▒▒▒▒▓▓▒▒▒▒▓▓▓▓▓▓▓▓▓▓▒▒▒▒▓▓▓▓▒▒▓▓▓▓▓▓▓▓▓▓▓▓░░░░░░░░░░░░░░░░░░░░░░░░░░
▒▒▒▒▒▒▒▒▒▒▒▒▒▒██████████▓▓▓▓▓▓▒▒▒▒▓▓▓▓▒▒▒▒▒▒▒▒▒▒▒▒▒▒▒▒▒▒▒▒▒▒▒▒▒▒▒▒▒▒▓▓▓▓▓▓▓▓▓▓▓▓▓▓▓▓▓▓▓▓▓▓▓▓▓▓▓▓▓▓▓▓▓▓▒▒░░░░░░░░░░░░░░░░░░░░░░
▒▒▒▒▒▒▒▒▒▒▒▒████████▓▓▓▓▓▓▓▓▓▓▒▒▒▒▒▒▒▒▒▒▓▓▓▓▒▒▒▒▒▒▒▒▒▒▒▒▒▒▒▒▒▒▒▒▒▒▒▒▒▒▒▒▒▒▒▒▒▒▒▒▒▒▓▓▓▓▒▒▓▓▓▓▓▓▒▒▓▓▓▓▓▓▓▓▓▓░░░░░░░░░░░░░░░░░░░░
▒▒▒▒▒▒▒▒▒▒▓▓████▓▓▓▓▓▓▓▓▓▓▓▓▓▓▒▒▒▒▒▒▒▒▒▒▒▒▒▒▒▒▒▒▒▒▒▒▒▒▒▒▒▒▒▒▒▒▒▒▒▒▒▒▒▒▒▒▒▒▒▒▒▒▒▒▒▒▒▒▓▓▒▒▒▒▒▒▒▒▓▓▓▓▓▓▓▓▓▓▓▓▓▓▒▒░░░░░░░░░░░░░░░░
▒▒▒▒▒▒▒▒▓▓▓▓██▓▓▓▓▓▓██▓▓▓▓▒▒▒▒▓▓▒▒▓▓▒▒▒▒▒▒▒▒▒▒▒▒▒▒▒▒▒▒▒▒▒▒▒▒▒▒▒▒▒▒▒▒▒▒▒▒▒▒▓▓▒▒▒▒▒▒▓▓▓▓▒▒▓▓▒▒▒▒▓▓▒▒▒▒▓▓▒▒▓▓▒▒▓▓▓▓░░░░░░░░░░░░░░
▒▒▒▒▓▓▓▓▓▓▓▓▓▓▓▓▓▓▓▓▓▓▓▓▓▓▒▒▒▒▒▒▒▒▒▒▒▒▒▒▒▒▒▒▒▒▒▒▒▒▒▒▒▒▒▒▒▒▒▒▒▒▒▒▒▒▒▒▒▒▒▒▒▒▒▒▒▒▒▒▒▒▒▒▒▒▓▓▒▒▓▓▒▒▓▓▒▒▒▒▓▓▒▒▒▒▒▒▓▓▓▓▓▓▒▒▒▒▒▒▓▓▒▒▒▒
░░░░░░░░░░▒▒▒▒▓▓▓▓▓▓▒▒▒▒░░▒▒▒▒▒▒▒▒▒▒▒▒▒▒▒▒▒▒▒▒▒▒▒▒▒▒▒▒▒▒▒▒▒▒▒▒▒▒▒▒▒▒▒▒▒▒▒▒▓▓▓▓▒▒▒▒▒▒▒▒▒▒▒▒▒▒▒▒▓▓▒▒▓▓▓▓▓▓▓▓▓▓▓▓▒▒▒▒▓▓▒▒▓▓▓▓▒▒▒▒
▒▒▒▒▒▒▒▒▒▒▒▒▒▒▒▒▒▒▒▒▒▒░░▒▒▒▒▒▒░░▒▒▒▒░░░░░░░░░░░░░░░░░░░░░░░░░░░░░░░░░░░░░░░░░░░░░░░░░░░░░░░░░░░░░░░░░░░░░░░░░░░░░░░░░░░░░░░░░░
copy to clipboard 👍 upvote 👎 downvote
fill: spaces toggle palette ▓→✊🏽
░░░░                                                                                                          ░░░░▒▒        ░░░░    ░░░░░░░░░░░░░░
░░░░                                                                    ░░▒▒                                  ░░░░▒▒▒▒          ░░░░░░░░░░░░░░░░░░
░░░░░░░░                                                              ░░▒▒▓▓▓▓                              ░░░░░░▒▒▒▒▒▒    ░░░░░░░░░░░░░░░░░░░░░░
░░░░░░░░                                                            ░░▒▒▒▒▓▓▓▓▒▒                        ░░░░░░░░▒▒▒▒▒▒▒▒▒▒░░  ░░░░░░░░░░░░░░░░░░░░
░░░░░░░░░░                                                        ▒▒▒▒▒▒▒▒▓▓▒▒▒▒▓▓░░                    ░░▒▒▒▒▒▒▒▒▒▒▒▒▒▒▒▒▒▒░░░░░░░░░░░░░░░░░░░░░░
░░░░░░░░░░░░  ░░                                                ▒▒▒▒▒▒▒▒▓▓▒▒▓▓▒▒▒▒▒▒░░                ░░░░▒▒▒▒░░▒▒▒▒▒▒▒▒▒▒▒▒░░░░░░░░░░░░░░░░░░░░░░
░░░░░░░░░░░░░░                                                ▒▒▒▒▒▒▒▒▒▒▓▓▓▓▓▓▓▓▒▒▓▓▓▓▒▒            ░░░░░░░░░░░░▒▒▒▒▒▒▒▒▒▒▒▒▒▒░░░░░░░░░░░░░░░░░░░░
░░░░░░░░░░░░░░░░                                            ▒▒▒▒▒▒▒▒▒▒▒▒▓▓▓▓▓▓▓▓▒▒▓▓▒▒▒▒▒▒░░    ░░░░░░░░▒▒▒▒▒▒▒▒▒▒▒▒▒▒▒▒▒▒▒▒▒▒▒▒░░░░░░░░░░░░░░░░░░
░░░░░░░░░░░░░░░░░░░░░░                                    ▒▒▒▒▒▒▒▒▒▒▒▒▓▓▓▓▓▓▓▓▓▓▓▓▓▓▓▓▓▓▓▓▒▒  ░░▒▒░░▒▒▒▒▒▒▒▒▒▒▒▒▒▒▒▒▒▒▒▒▒▒▒▒▒▒▒▒▒▒▒▒░░░░░░░░░░░░░░
░░░░░░░░░░░░░░░░░░░░░░░░                              ░░▒▒▒▒▒▒▒▒▒▒▒▒▒▒▓▓▒▒▓▓▓▓▓▓▓▓▓▓▒▒▒▒▓▓▒▒▒▒░░░░▒▒▒▒▒▒▒▒░░▒▒▒▒▒▒▒▒▒▒▒▒▒▒▒▒▒▒▒▒▒▒▒▒▒▒░░░░░░░░░░░░
░░░░░░░░░░░░░░░░░░░░░░░░░░  ░░                      ░░▒▒▒▒▒▒▒▒▒▒▒▒▒▒▒▒▓▓▓▓▓▓▓▓▓▓▓▓▓▓▓▓▒▒▓▓▓▓▒▒▒▒░░▒▒▒▒▒▒▒▒▒▒▒▒▒▒▒▒▒▒▒▒▒▒▒▒▒▒▒▒▒▒▒▒▒▒▓▓░░░░░░░░░░░░
░░░░░░░░░░░░░░░░░░░░░░░░░░▓▓▓▓              ░░    ▒▒▒▒▒▒▒▒▒▒▒▒▒▒▒▒▒▒▒▒▓▓▓▓▒▒▓▓▓▓▒▒▒▒▓▓▓▓▒▒▒▒▓▓▒▒▒▒▒▒▒▒▒▒▒▒▒▒▒▒▒▒▒▒▒▒▒▒▒▒▒▒▒▒▒▒▒▒▒▒▒▒▒▒▓▓░░░░░░░░░░
░░░░░░░░░░░░░░░░░░░░░░░░▒▒▒▒▓▓▓▓░░░░▒▒▒▒▒▒▒▒░░  ▒▒▒▒▒▒▒▒▒▒▒▒▒▒▒▒▒▒▒▒▒▒▒▒▓▓▓▓▒▒▓▓▓▓▒▒▓▓▒▒▓▓▒▒▒▒▒▒▓▓▒▒░░▒▒▒▒▒▒▒▒░░░░▒▒▒▒▒▒▒▒▒▒▒▒▒▒▒▒▓▓▓▓▒▒▒▒░░░░░░░░
░░░░░░░░░░░░░░░░░░░░░░▒▒▒▒▒▒▓▓▓▓▓▓░░▒▒▒▒▓▓▓▓▒▒▒▒▒▒▒▒▒▒▓▓▓▓▒▒▒▒▒▒▒▒▒▒▒▒▓▓▓▓▓▓▒▒▓▓▓▓▒▒▓▓▓▓▒▒▒▒▓▓▓▓▓▓▓▓▒▒▒▒░░▒▒▒▒▒▒▒▒▓▓▓▓▒▒▒▒▓▓▒▒▒▒▒▒▒▒▒▒▓▓▓▓▒▒░░░░░░
░░░░░░░░░░░░░░░░░░░░▒▒▓▓▓▓▓▓▓▓▓▓▒▒▒▒▒▒▒▒▒▒▒▒▒▒▒▒▒▒▒▒▒▒▒▒▒▒▓▓▒▒▒▒▒▒▒▒▒▒▓▓▓▓▓▓▓▓▓▓▓▓▒▒▒▒▒▒▓▓▓▓▓▓▓▓▓▓▓▓▓▓▒▒▒▒░░▒▒▒▒▒▒▒▒▒▒▒▒▒▒▒▒▒▒▒▒▒▒▒▒▒▒▒▒▓▓▓▓▓▓░░░░
░░░░░░░░░░░░░░░░▒▒▒▒▒▒▒▒▓▓▓▓▓▓▒▒▒▒▒▒▒▒▒▒▓▓▓▓▒▒▒▒▒▒▒▒▒▒▓▓▓▓▓▓▒▒▒▒▒▒▒▒▓▓▓▓▒▒▒▒▒▒▒▒▒▒▓▓▓▓▒▒▓▓▓▓▒▒▒▒▓▓▓▓▒▒▓▓▒▒░░▒▒▒▒▒▒▒▒▓▓▒▒▒▒▒▒▒▒▒▒▒▒▒▒▒▒▒▒▒▒▒▒▒▒▓▓░░
▒▒▒▒▒▒▒▒▒▒▒▒▒▒▒▒▒▒▒▒▒▒▒▒▒▒▓▓▒▒▒▒▒▒▒▒▒▒▓▓▓▓▒▒▒▒▒▒▒▒▒▒▒▒▒▒▒▒▒▒▒▒▒▒▓▓▒▒▒▒▒▒▒▒▒▒▒▒▒▒░░▒▒▒▒░░░░░░░░░░░░░░░░░░░░░░░░░░░░░░▒▒░░░░░░░░▒▒▒▒▒▒▒▒▒▒░░░░░░▒▒░░
▒▒▒▒▒▒░░░░░░▒▒░░░░░░░░░░▒▒▒▒░░░░░░▒▒▒▒▒▒▒▒▒▒▒▒▒▒▒▒▒▒▓▓▓▓▓▓░░▒▒▒▒▒▒▒▒░░▒▒░░░░░░░░░░░░░░░░░░░░░░▒▒▒▒▒▒░░▒▒░░░░░░░░░░░░░░░░░░▒▒▒▒░░░░░░░░░░░░░░░░░░░░
▒▒▒▒▒▒▒▒░░░░░░░░░░░░░░░░░░░░░░░░░░░░░░░░░░░░░░░░░░░░░░░░░░░░░░░░░░░░▒▒░░▒▒░░▒▒░░░░░░░░░░░░░░░░░░░░░░░░░░░░░░░░░░░░░░░░░░░░░░░░░░░░░░░░░░░░░░░░░░▒▒
░░░░░░░░░░░░░░░░░░▒▒░░░░░░░░░░░░░░░░░░░░░░░░▒▒▒▒▒▒░░░░░░░░░░▒▒░░░░░░░░░░░░░░░░░░░░░░░░░░░░░░░░░░░░░░░░░░▒▒░░░░░░░░░░░░░░░░░░░░░░░░░░░░░░░░░░░░░░░░
▒▒▒▒░░░░░░░░░░░░░░░░░░░░░░▒▒░░▒▒▒▒▒▒▒▒▒▒▒▒░░▒▒▒▒▒▒░░░░░░░░░░░░░░░░░░░░░░░░░░░░░░░░░░░░░░░░░░░░░░░░░░░░░░░░░░░░░░░░░░░░░░░░▒▒░░░░░░░░░░▒▒▒▒▒▒░░░░░░
▒▒▒▒▒▒░░░░▒▒▒▒▒▒▒▒▒▒▒▒░░▒▒░░░░░░░░░░░░░░░░░░░░░░░░░░░░░░░░░░░░░░░░░░░░░░░░░░░░░░░░░░░░░░░░░░░░░░░░░░░░░░░░░░░░░░░░░░░░░░░░░░░░░░░░░░░░░░▒▒░░░░░░░░
▒▒▒▒▒▒▒▒▒▒░░░░░░░░░░░░░░░░░░░░░░░░░░░░░░░░░░░░░░░░░░░░░░░░░░░░░░░░░░░░░░░░░░░░░░░░░░░░░░░░░░░░░░░░░░░░░░░░░░░░░░░░░░░░░░░░░░░░░░░░░░░░░░░░░░░░░░░░
▒▒▒▒▒▒▒▒▒▒░░▒▒░░░░░░░░░░░░░░░░░░░░░░░░░░░░░░░░░░░░░░░░░░░░░░░░░░░░░░░░░░░░░░░░░░░░░░░░░░░░░░░░░░░░░░░░░░░░░░░░░░░░░░░░░░░░░░░░░░░░░░░░░░░░░░░░▒▒▒▒
▒▒▒▒░░░░░░░░░░░░░░░░░░░░░░░░░░░░░░░░░░░░░░░░░░░░░░░░░░░░░░░░░░░░░░░░░░░░░░░░░░░░░░░░░░░░░░░░░░░░░░░░░░░░░░░░░░░░░░░░░░░░░░░░░░░░░░░░░░░░░░░░░░░░░░